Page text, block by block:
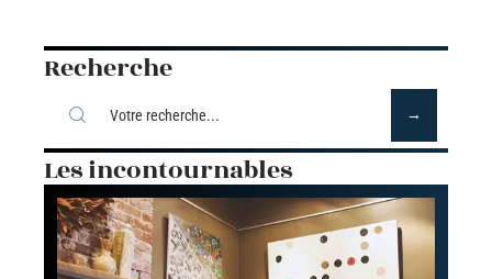
Recherche
Les incontournables